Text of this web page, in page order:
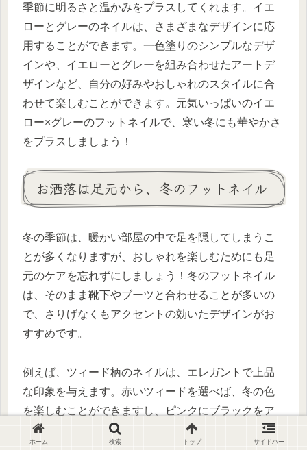
季節に明るさと温かみをプラスしてくれます。イエ
ローとグレーのネイルは、さまざまなデザインに応
用することができます。一色塗りのシンプルなデザ
インや、イエローとグレーを組み合わせたアートデ
ザインなど、自分の好みやおしゃれのスタイルに合
わせて楽しむことができます。元気いっぱいのイエ
ロー×グレーのフットネイルで、寒い冬にも華やかさ
をプラスしましょう！
お洒落は足元から、冬のフットネイル
冬の季節は、暖かい部屋の中で足を隠してしまうこ
とが多くなりますが、おしゃれを楽しむためにも足
元のケアを忘れずにしましょう！冬のフットネイル
は、そのまま靴下やブーツと合わせることが多いの
で、さりげなくもアクセントの効いたデザインがお
すすめです。
例えば、ツィード柄のネイルは、エレガントで上品
な印象を与えます。赤いツィードを選べば、冬の色
を楽しむことができますし、ピンクにブラックをア
クセントに使ったデザインは、くすみがありつつも
ホーム 検索 トップ サイドバー